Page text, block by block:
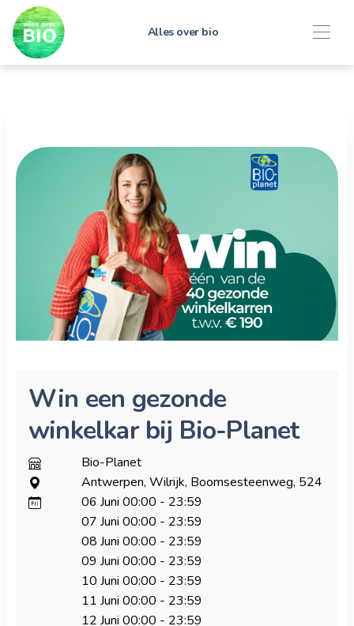
Alles over bio
Win een gezonde
winkelkar bij Bio-Planet
Bio-Planet
Antwerpen, Wilrijk, Boomsesteenweg, 524
06 Juni 00:00 - 23:59
07 Juni 00:00 - 23:59
08 Juni 00:00 - 23:59
09 Juni 00:00 - 23:59
10 Juni 00:00 - 23:59
11 Juni 00:00 - 23:59
12 Juni 00:00 - 23:59